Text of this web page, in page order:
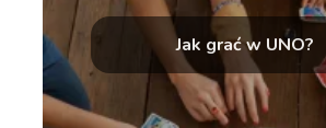
Jak grać w UNO?